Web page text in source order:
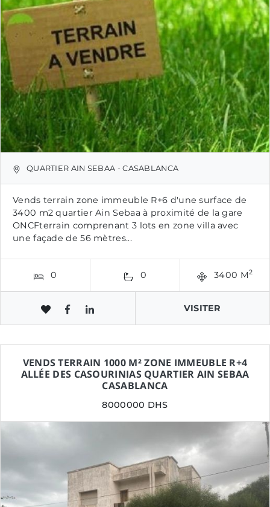
QUARTIER AIN SEBAA - CASABLANCA
Vends terrain zone immeuble R+6 d'une surface de
3400 m2 quartier Ain Sebaa à proximité de la gare
ONCFterrain comprenant 3 lots en zone villa avec
une façade de 56 mètres...
0 0 3400 M2
VISITER
VENDS TERRAIN 1000 M² ZONE IMMEUBLE R+4
ALLÉE DES CASOURINIAS QUARTIER AIN SEBAA
CASABLANCA
8000000 DHS